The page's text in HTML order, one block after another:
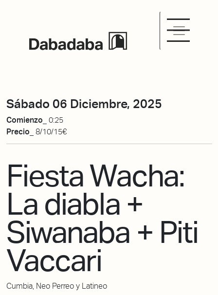
Sábado 06 Diciembre, 2025
Comienzo_ 0:25
Precio_ 8/10/15€
Fiesta Wacha:
La diabla +
Siwanaba + Piti
Vaccari
Cumbia, Neo Perreo y Latineo